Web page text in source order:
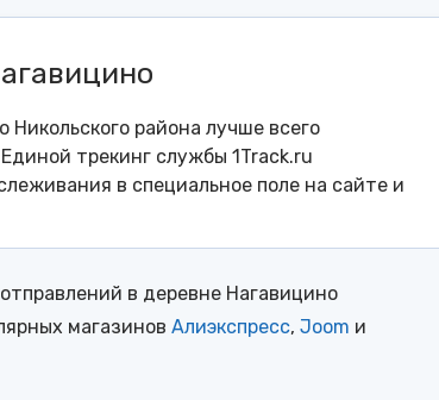
района лучше всего
трекинг службы 1Track.ru
в специальное поле на сайте и
в деревне Нагавицино
магазинов Алиэкспресс, Joom и